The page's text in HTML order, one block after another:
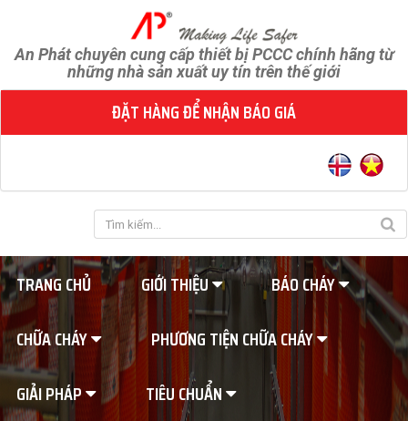
An Phát chuyên cung cấp thiết bị PCCC chính hãng từ
những nhà sản xuất uy tín trên thế giới
ĐẶT HÀNG ĐỂ NHẬN BÁO GIÁ
TRANG CHỦ GIỚI THIỆU
BÁO CHÁY
CHỮA CHÁY
PHƯƠNG TIỆN CHỮA CHÁY
GIẢI PHÁP
TIÊU CHUẨN